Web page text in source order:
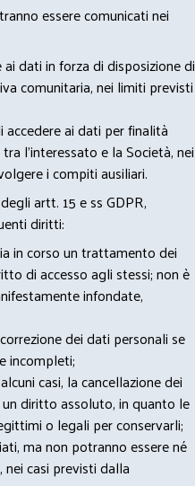
essere comunicati nei
dati in forza di disposizione di
comunitaria, nei limiti previsti
ai dati per finalità
l’interessato e la Società, nei
i compiti ausiliari.
artt. 15 e ss GDPR,
diritti:
in corso un trattamento dei
di accesso agli stessi; non è
infondate,
dei dati personali se
incompleti;
casi, la cancellazione dei
diritto assoluto, in quanto le
o legali per conservarli;
ma non potranno essere né
casi previsti dalla